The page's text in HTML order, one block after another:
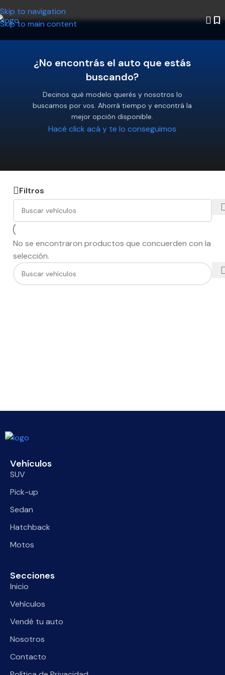
Skip to navigation
Skip to main content
¿No encontrás el auto que estás
buscando?
Decinos qué modelo querés y nosotros lo
buscamos por vos. Ahorrá tiempo y encontrá la
mejor opción disponible.
Hacé click acá y te lo conseguimos
Filtros
No se encontraron productos que concuerden con la
selección.
Vehículos
SUV
Pick-up
Sedan
Hatchback
Motos
Secciones
Inicio
Vehículos
Vendé tu auto
Nosotros
Contacto